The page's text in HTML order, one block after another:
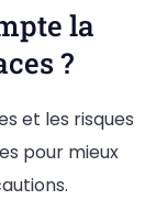
la
?
et les risques
pour mieux